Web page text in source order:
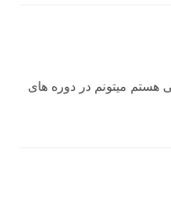
هستم میتونم در دوره های